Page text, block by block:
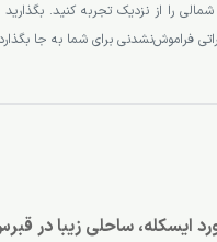
را از نزدیک تجربه کنید.
فراموش‌نشدنی برای شما به جا
ایسکله، ساحلی زیبا در